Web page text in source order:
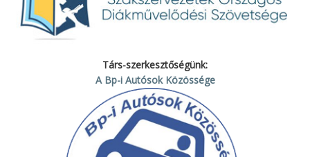
Társ-szerkesztőségünk:
A Bp-i Autósok Közössége